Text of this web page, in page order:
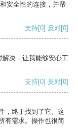
安全性的连接，并帮
支持[0] 反对[0]
决，让我能够安心工
支持[0] 反对[0]
，终于找到了它。这
有需求。操作也很简